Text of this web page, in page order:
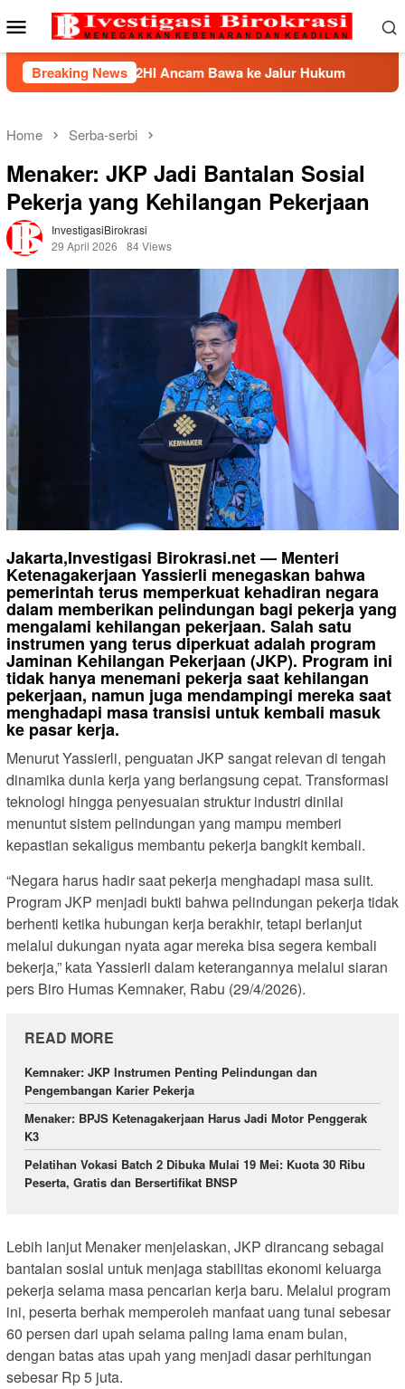
to
Mobile
Menu
Breaking News
BHP2HI Ancam Bawa ke Jalur Hukum Kemnaker
Home Serba-serbi
Menaker: JKP Jadi Bantalan Sosial
Pekerja yang Kehilangan Pekerjaan
InvestigasiBirokrasi
29 April 2026
84 Views
Jakarta,Investigasi Birokrasi.net — Menteri
Ketenagakerjaan Yassierli menegaskan bahwa
pemerintah terus memperkuat kehadiran negara
dalam memberikan pelindungan bagi pekerja yang
mengalami kehilangan pekerjaan. Salah satu
instrumen yang terus diperkuat adalah program
Jaminan Kehilangan Pekerjaan (JKP). Program ini
tidak hanya menemani pekerja saat kehilangan
pekerjaan, namun juga mendampingi mereka saat
menghadapi masa transisi untuk kembali masuk
ke pasar kerja.
Menurut Yassierli, penguatan JKP sangat relevan di tengah
dinamika dunia kerja yang berlangsung cepat. Transformasi
teknologi hingga penyesuaian struktur industri dinilai
menuntut sistem pelindungan yang mampu memberi
kepastian sekaligus membantu pekerja bangkit kembali.
“Negara harus hadir saat pekerja menghadapi masa sulit.
Program JKP menjadi bukti bahwa pelindungan pekerja tidak
berhenti ketika hubungan kerja berakhir, tetapi berlanjut
melalui dukungan nyata agar mereka bisa segera kembali
bekerja,” kata Yassierli dalam keterangannya melalui siaran
pers Biro Humas Kemnaker, Rabu (29/4/2026).
READ MORE
Kemnaker: JKP Instrumen Penting Pelindungan dan
Pengembangan Karier Pekerja
Menaker: BPJS Ketenagakerjaan Harus Jadi Motor Penggerak
K3
Pelatihan Vokasi Batch 2 Dibuka Mulai 19 Mei: Kuota 30 Ribu
Peserta, Gratis dan Bersertifikat BNSP
Lebih lanjut Menaker menjelaskan, JKP dirancang sebagai
bantalan sosial untuk menjaga stabilitas ekonomi keluarga
pekerja selama masa pencarian kerja baru. Melalui program
ini, peserta berhak memperoleh manfaat uang tunai sebesar
60 persen dari upah selama paling lama enam bulan,
dengan batas atas upah yang menjadi dasar perhitungan
sebesar Rp 5 juta.